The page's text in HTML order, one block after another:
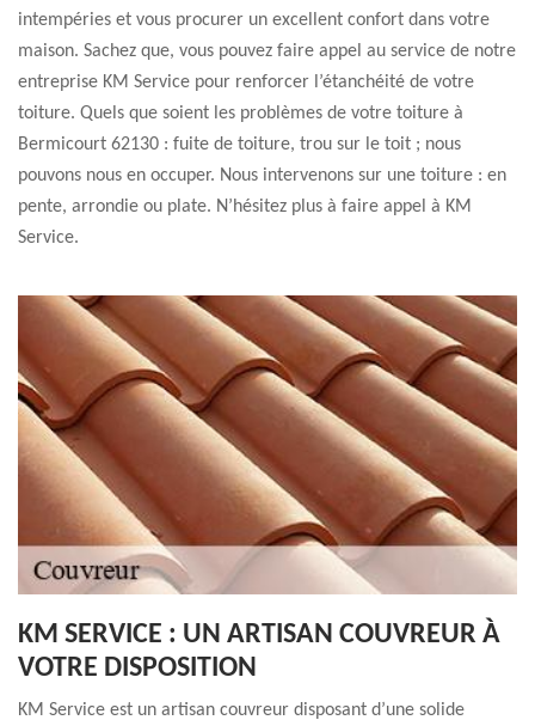
intempéries et vous procurer un excellent confort dans votre
maison. Sachez que, vous pouvez faire appel au service de notre
entreprise KM Service pour renforcer l’étanchéité de votre
toiture. Quels que soient les problèmes de votre toiture à
Bermicourt 62130 : fuite de toiture, trou sur le toit ; nous
pouvons nous en occuper. Nous intervenons sur une toiture : en
pente, arrondie ou plate. N’hésitez plus à faire appel à KM
Service.
KM SERVICE : UN ARTISAN COUVREUR À
VOTRE DISPOSITION
KM Service est un artisan couvreur disposant d’une solide